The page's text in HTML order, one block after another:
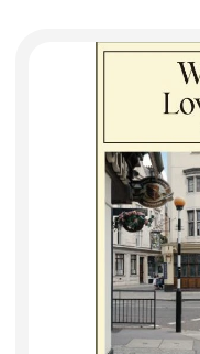
Декоративные вазы, кашпо